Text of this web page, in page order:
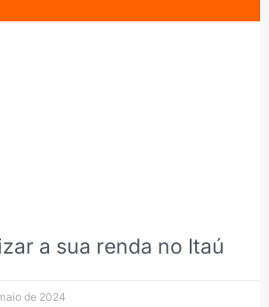
a sua renda no Itaú
de 2024